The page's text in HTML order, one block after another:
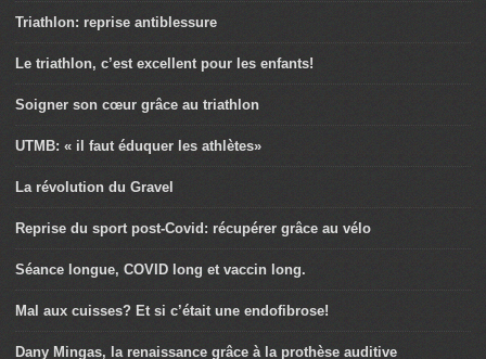
Triathlon: reprise antiblessure
Le triathlon, c’est excellent pour les enfants!
Soigner son cœur grâce au triathlon
UTMB: « il faut éduquer les athlètes»
La révolution du Gravel
Reprise du sport post-Covid: récupérer grâce au vélo
Séance longue, COVID long et vaccin long.
Mal aux cuisses? Et si c’était une endofibrose!
Dany Mingas, la renaissance grâce à la prothèse auditive